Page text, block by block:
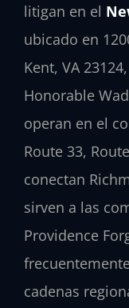
litigan en el
ubicado en
Kent, VA
Honorable
operan en el
Route 33,
conectan
sirven a las
Providence
cadenas